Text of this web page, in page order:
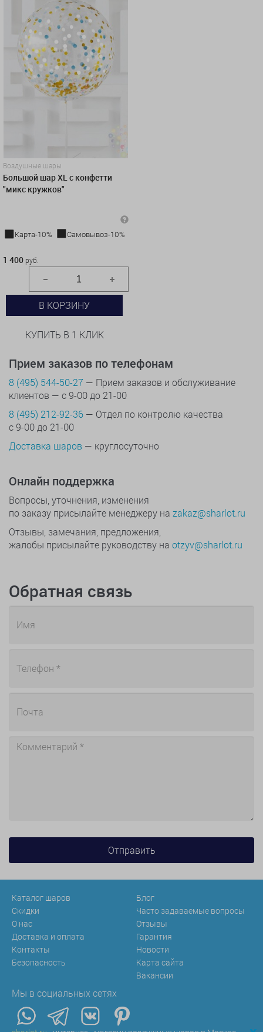
Воздушные шары
Большой шар XL с конфетти
"микс кружков"
Карта-10%
Самовывоз-10%
1 400 руб.
В КОРЗИНУ
КУПИТЬ В 1 КЛИК
Прием заказов по телефонам
8 (495) 544-50-27 — Прием заказов и обслуживание
клиентов — с 9-00 до 21-00
8 (495) 212-92-36 — Отдел по контролю качества
с 9-00 до 21-00
Доставка шаров — круглосуточно
Онлайн поддержка
Вопросы, уточнения, изменения
по заказу присылайте менеджеру на zakaz@sharlot.ru
Отзывы, замечания, предложения,
жалобы присылайте руководству на otzyv@sharlot.ru
Обратная связь
Каталог шаров
Скидки
О нас
Доставка и оплата
Контакты
Безопасность
Блог
Часто задаваемые вопросы
Отзывы
Гарантия
Новости
Карта сайта
Вакансии
Мы в социальных сетях